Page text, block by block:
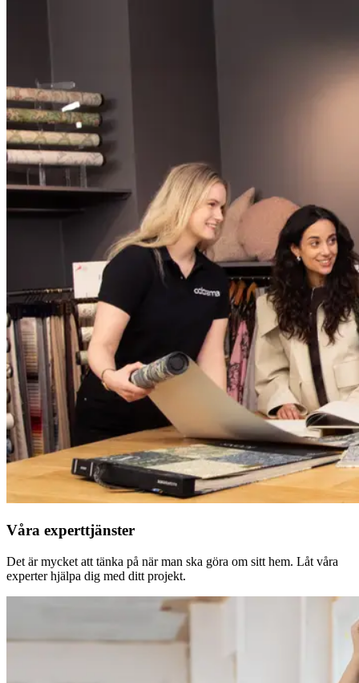
Våra experttjänster
Det är mycket att tänka på när man ska göra om sitt hem. Låt våra
experter hjälpa dig med ditt projekt.